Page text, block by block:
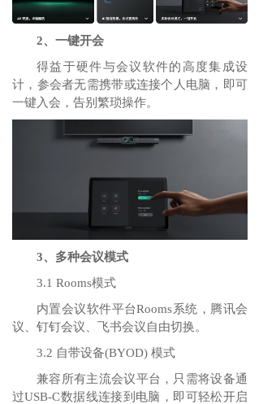
2、一键开会
得益于硬件与会议软件的高度集成设
计，参会者无需携带或连接个人电脑，即可
一键入会，告别繁琐操作。
3、多种会议模式
3.1 Rooms模式
内置会议软件平台Rooms系统，腾讯会
议、钉钉会议、⻜书会议⾃由切换。
3.2 ⾃带设备(BYOD) 模式
兼容所有主流会议平台，只需将设备通
过USB-C数据线连接到电脑，即可轻松开启